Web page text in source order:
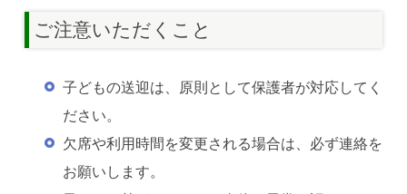
ご注意いただくこと
子どもの送迎は、原則として保護者が対応してく
ださい。
欠席や利用時間を変更される場合は、必ず連絡を
お願いします。